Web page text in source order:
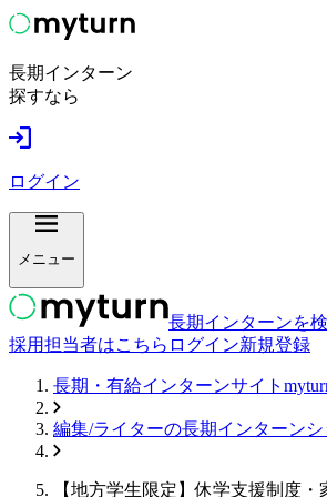
長期インターン
探すなら
ログイン
メニュー
長期インターンを
採用担当者はこちら ログイン新規登録
長期・有給インターンサイト
編集/ライターの長期インターン
【地方学生限定】休学支援制度